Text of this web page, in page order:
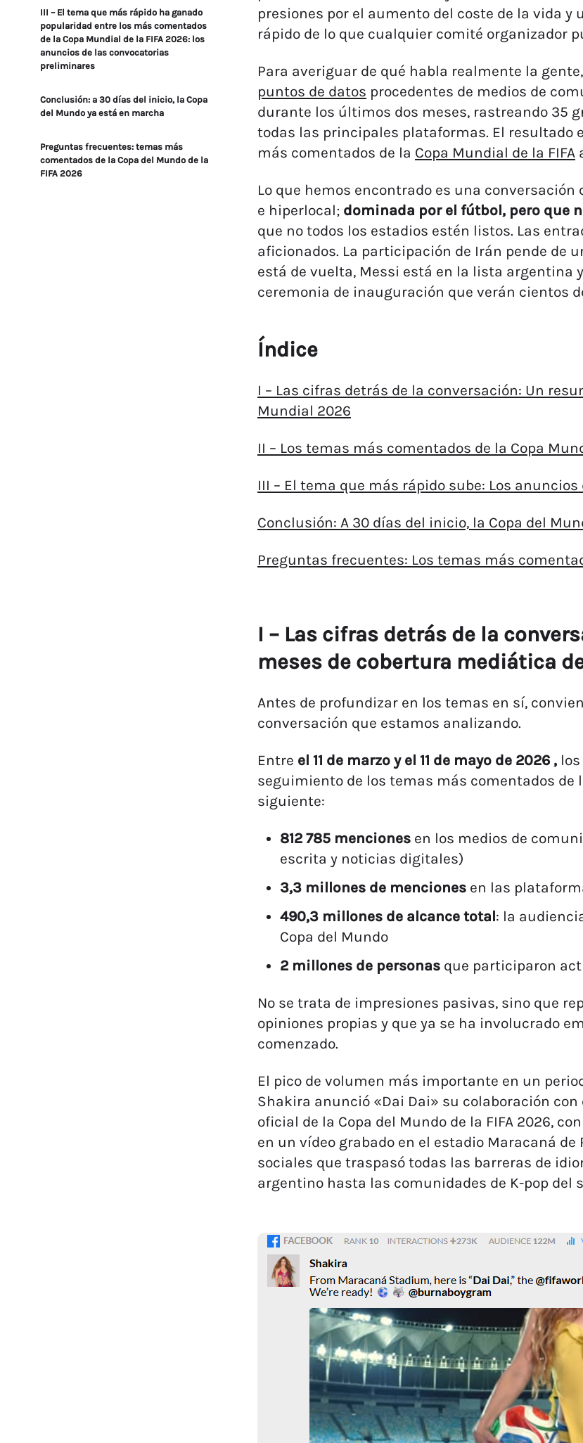
III – El tema que más rápido ha ganado
popularidad entre los más comentados
de la Copa Mundial de la FIFA 2026: los
anuncios de las convocatorias
preliminares
Conclusión: a 30 días del inicio, la Copa
del Mundo ya está en marcha
Preguntas frecuentes: temas más
comentados de la Copa del Mundo de la
FIFA 2026
presiones por el aumento del coste de la vida
rápido de lo que cualquier comité organizador
Para averiguar de qué habla realmente la
puntos de datos procedentes de medios de
durante los últimos dos meses, rastreando 35
todas las principales plataformas. El resultado
más comentados de la Copa Mundial de la FIFA
Lo que hemos encontrado es una
e hiperlocal; dominada por el fútbol, pero que
que no todos los estadios estén listos. Las
aficionados. La participación de Irán pende de
está de vuelta, Messi está en la lista argentina
ceremonia de inauguración que verán cientos
Índice
I – Las cifras detrás de la conversación: Un
Mundial 2026
II – Los temas más comentados de la Copa
III – El tema que más rápido sube: Los
Conclusión: A 30 días del inicio, la Copa del
Preguntas frecuentes: Los temas más
I – Las cifras detrás de la
meses de cobertura mediática
Antes de profundizar en los temas en sí,
conversación que estamos analizando.
Entre el 11 de marzo y el 11 de mayo de 2026 ,
seguimiento de los temas más comentados de
siguiente:
812 785 menciones en los medios de
escrita y noticias digitales)
3,3 millones de menciones en las
490,3 millones de alcance total: la
Copa del Mundo
2 millones de personas que participaron
No se trata de impresiones pasivas, sino que
opiniones propias y que ya se ha involucrado
comenzado.
El pico de volumen más importante en un
Shakira anunció «Dai Dai» su colaboración
oficial de la Copa del Mundo de la FIFA 2026,
en un vídeo grabado en el estadio Maracaná de
sociales que traspasó todas las barreras de
argentino hasta las comunidades de K-pop del